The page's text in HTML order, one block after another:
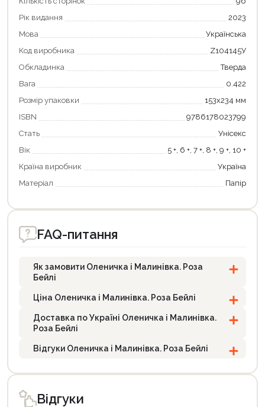
Рік видання
2023
Мова
Українська
Код виробника
Z104145У
Обкладинка
Тверда
Вага
0.422
Розмір упаковки
153х234 мм
ISBN
9786178023799
Стать
Унісекс
Вік
5 +, 6 +, 7 +, 8 +, 9 +, 10 +
Країна виробник
Україна
Матеріал
Папір
FAQ-питання
Як замовити Оленичка і Малинівка. Роза
Бейлі
Ціна Оленичка і Малинівка. Роза Бейлі
Доставка по Україні Оленичка і Малинівка.
Роза Бейлі
Відгуки Оленичка і Малинівка. Роза Бейлі
Відгуки
Оформити замовлення